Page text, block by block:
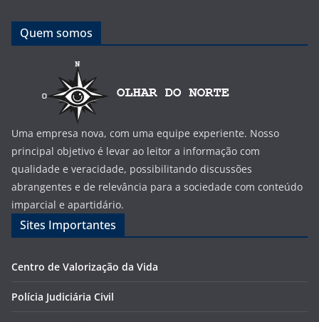
Quem somos
Uma empresa nova, com uma equipe experiente. Nosso
principal objetivo é levar ao leitor a informação com
qualidade e veracidade, possibilitando discussões
abrangentes e de relevância para a sociedade com conteúdo
imparcial e apartidário.
Sites Importantes
Centro de Valorização da Vida
Polícia Judiciária Civil